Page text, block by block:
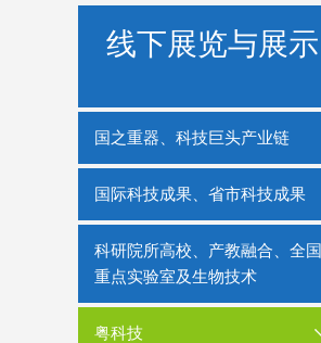
线下展览与展示
国之重器、科技巨头产业链
国际科技成果、省市科技成果
科研院所高校、产教融合、全国
重点实验室及生物技术
粤科技